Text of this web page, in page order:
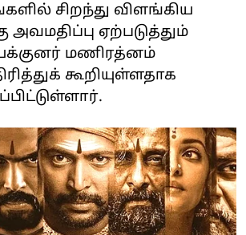
சிறந்து விளங்கிய
அவமதிப்பு ஏற்படுத்தும்
மணிரத்னம்
கூறியுள்ளதாக